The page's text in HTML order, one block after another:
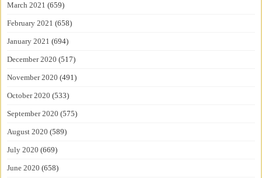
March 2021 (659)
February 2021 (658)
January 2021 (694)
December 2020 (517)
November 2020 (491)
October 2020 (533)
September 2020 (575)
August 2020 (589)
July 2020 (669)
June 2020 (658)